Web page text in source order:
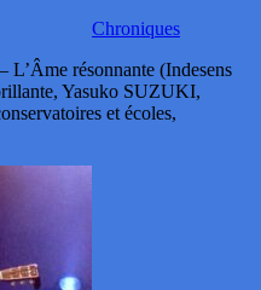
Chroniques
résonnante (Indesens
Yasuko SUZUKI,
et écoles,